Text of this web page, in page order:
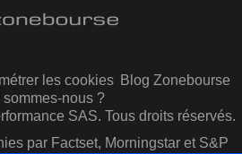
les cookies Blog Zonebourse
sommes-nous ?
SAS. Tous droits réservés.
par Factset, Morningstar et S&P